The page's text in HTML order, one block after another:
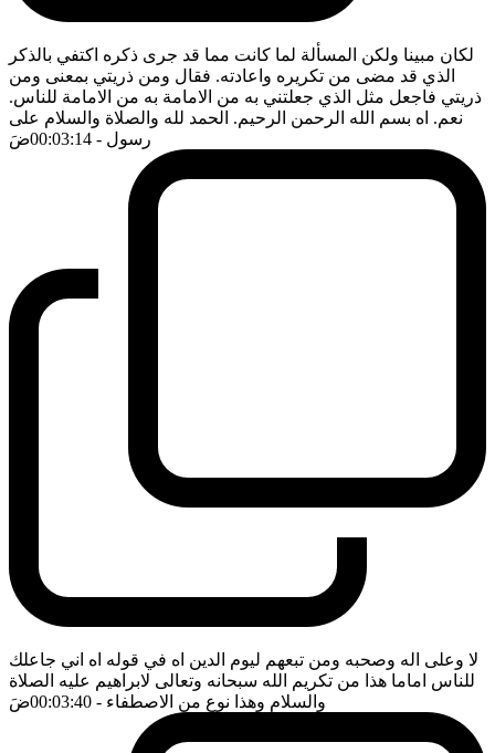
لكان مبينا ولكن المسألة لما كانت مما قد جرى ذكره اكتفي بالذكر
الذي قد مضى من تكريره واعادته. فقال ومن ذريتي بمعنى ومن
ذريتي فاجعل مثل الذي جعلتني به من الامامة به من الامامة للناس.
نعم. اه بسم الله الرحمن الرحيم. الحمد لله والصلاة والسلام على
رسول - 00:03:14 ضَ
لا وعلى اله وصحبه ومن تبعهم ليوم الدين اه في قوله اه اني جاعلك
للناس اماما هذا من تكريم الله سبحانه وتعالى لابراهيم عليه الصلاة
والسلام وهذا نوع من الاصطفاء - 00:03:40 ضَ